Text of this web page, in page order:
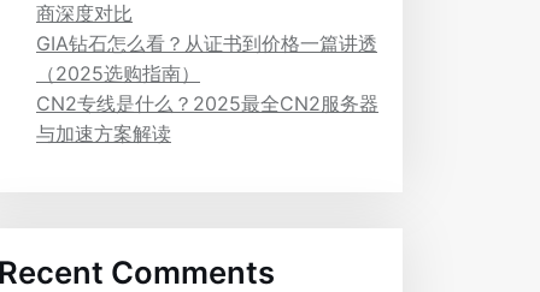
商深度对比
GIA钻石怎么看？从证书到价格一篇讲透
（2025选购指南）
CN2专线是什么？2025最全CN2服务器
与加速方案解读
Comments